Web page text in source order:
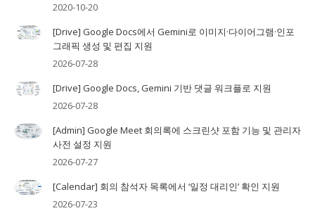
2020-10-20
[Drive] Google Docs에서 Gemini로 이미지·다이어그램·인포
그래픽 생성 및 편집 지원
2026-07-28
[Drive] Google Docs, Gemini 기반 댓글 워크플로 지원
2026-07-28
[Admin] Google Meet 회의록에 스크린샷 포함 기능 및 관리자
사전 설정 지원
2026-07-27
[Calendar] 회의 참석자 목록에서 ‘일정 대리인’ 확인 지원
2026-07-23